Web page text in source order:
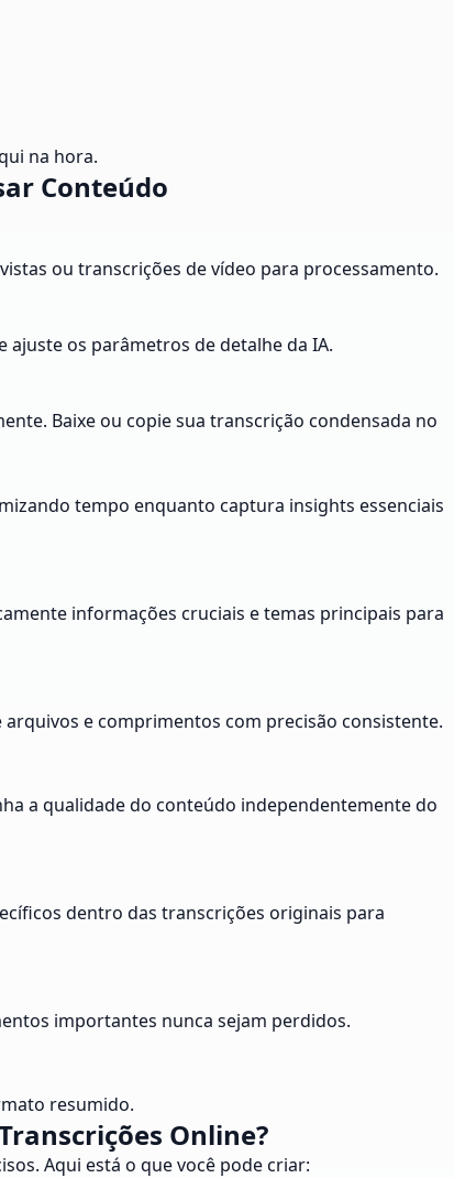
na hora.
Conteúdo
ou transcrições de vídeo para processamento.
os parâmetros de detalhe da IA.
Baixe ou copie sua transcrição condensada no
tempo enquanto captura insights essenciais
informações cruciais e temas principais para
e comprimentos com precisão consistente.
a qualidade do conteúdo independentemente do
dentro das transcrições originais para
importantes nunca sejam perdidos.
resumido.
Online?
Aqui está o que você pode criar: